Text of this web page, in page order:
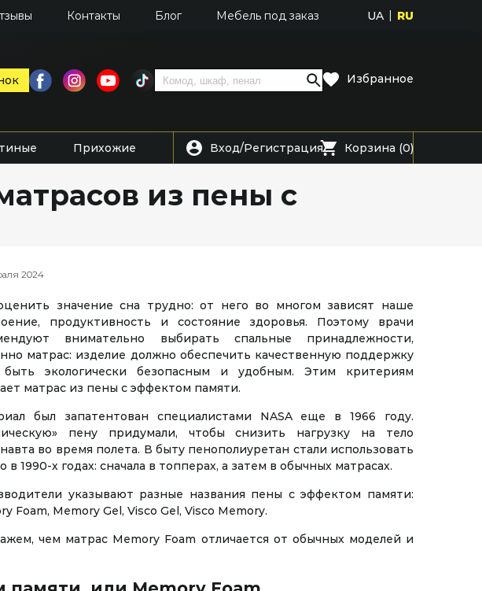
Контакты Блог Мебель под заказ UA RU
Избранное
Прихожие Вход/Регистрация Корзина (0)
из пены с
2024
значение сна трудно: от него во многом зависят наше
продуктивность и состояние здоровья. Поэтому врачи
внимательно выбирать спальные принадлежности,
матрас: изделие должно обеспечить качественную поддержку
быть экологически безопасным и удобным. Этим критериям
матрас из пены с эффектом памяти.
был запатентован специалистами NASA еще в 1966 году.
пену придумали, чтобы снизить нагрузку на тело
во время полета. В быту пенополиуретан стали использовать
в 1990-х годах: сначала в топперах, а затем в обычных матрасах.
указывают разные названия пены с эффектом памяти:
Foam, Memory Gel, Visco Gel, Visco Memory.
чем матрас Memory Foam отличается от обычных моделей и